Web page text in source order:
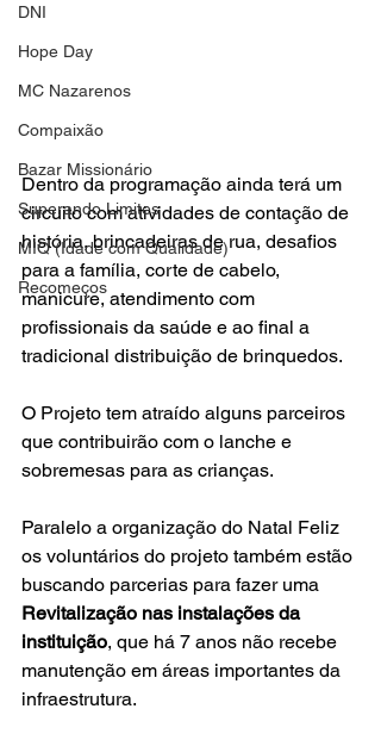
DNI
Hope Day
MC Nazarenos
Compaixão
Bazar Missionário
Superando Limites
MIQ (Idade com Qualidade)
Recomeços
Dentro da programação ainda terá um
circuito com atividades de contação de
história, brincadeiras de rua, desafios
para a família, corte de cabelo,
manicure, atendimento com
profissionais da saúde e ao final a
tradicional distribuição de brinquedos.
O Projeto tem atraído alguns parceiros
que contribuirão com o lanche e
sobremesas para as crianças.
Paralelo a organização do Natal Feliz
os voluntários do projeto também estão
buscando parcerias para fazer uma
Revitalização nas instalações da
instituição, que há 7 anos não recebe
manutenção em áreas importantes da
infraestrutura.